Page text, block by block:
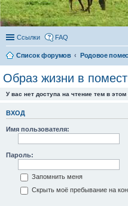
Ссылки FAQ
Список форумов
Образ жизни в
У вас нет доступа на чтение тем в
ВХОД
Имя пользователя:
Пароль:
Запомнить меня
Скрыть моё пребывание на